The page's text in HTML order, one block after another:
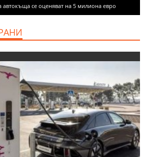
автокъща се оценяват на 5 милиона евро